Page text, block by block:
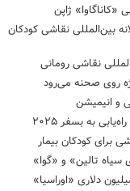
بین‌المللی نقاشی کودکان
روی صحنه می‌رود
و انیمیشن
به بسفر ۲۰۲۵
برای کودکان بیمار
تالین» و «گوا»
دلاری «اوراسیا»